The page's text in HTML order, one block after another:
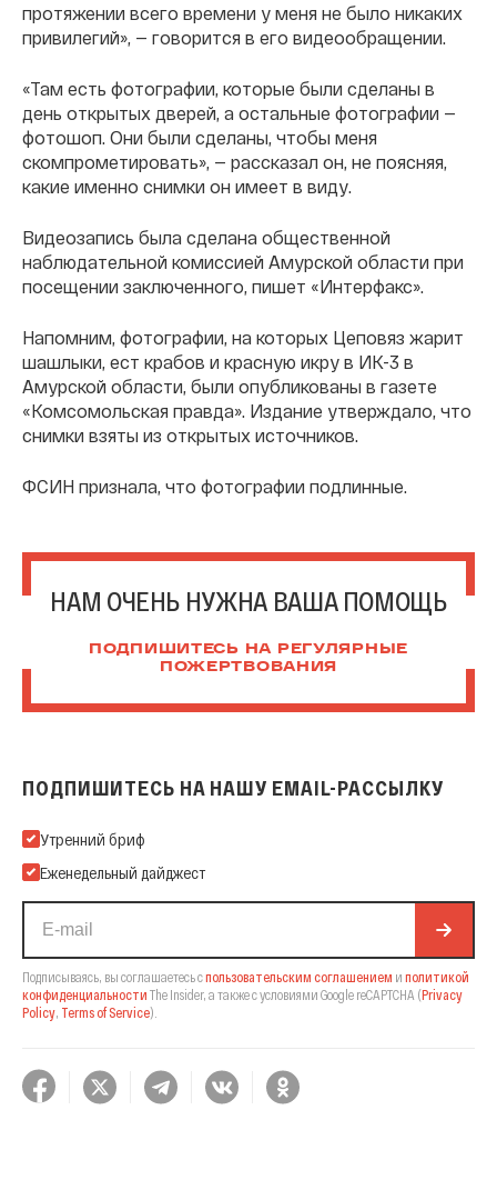
протяжении всего времени у меня не было никаких
привилегий», — говорится в его видеообращении.
«Там есть фотографии, которые были сделаны в
день открытых дверей, а остальные фотографии —
фотошоп. Они были сделаны, чтобы меня
скомпрометировать», — рассказал он, не поясняя,
какие именно снимки он имеет в виду.
Видеозапись была сделана общественной
наблюдательной комиссией Амурской области при
посещении заключенного, пишет «Интерфакс».
Напомним, фотографии, на которых Цеповяз жарит
шашлыки, ест крабов и красную икру в ИК-3 в
Амурской области, были опубликованы в газете
«Комсомольская правда». Издание утверждало, что
снимки взяты из открытых источников.
ФСИН признала, что фотографии подлинные.
НАМ ОЧЕНЬ НУЖНА ВАША ПОМОЩЬ
ПОДПИШИТЕСЬ НА РЕГУЛЯРНЫЕ
ПОЖЕРТВОВАНИЯ
ПОДПИШИТЕСЬ НА НАШУ EMAIL-РАССЫЛКУ
Подпишитесь на нашу Email-рассылку
Утренний бриф
Еженедельный дайджест
Подписываясь, вы соглашаетесь спользовательским соглашением и политикой
конфиденциальности The Insider, а также с условиями Google reCAPTCHA (Privacy
Policy, Terms of Service).